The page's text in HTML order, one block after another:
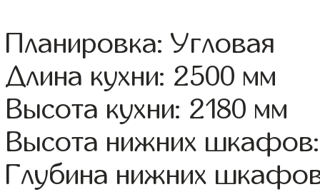
Планировка: Угловая
Длина кухни: 2500 мм
Высота кухни: 2180 мм
Высота нижних
Глубина нижних